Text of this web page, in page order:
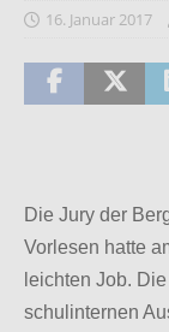
16. Januar 2017
Die Jury der
Vorlesen hatte
leichten Job.
schulinternen